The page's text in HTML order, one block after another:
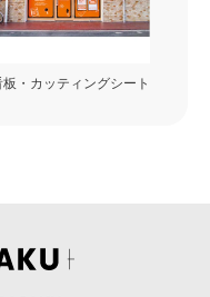
板・カッティングシート